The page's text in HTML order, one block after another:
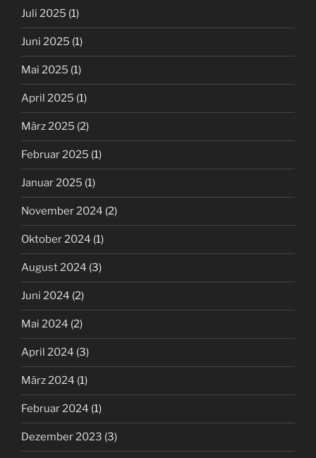
Juli 2025 (1)
Juni 2025 (1)
Mai 2025 (1)
April 2025 (1)
März 2025 (2)
Februar 2025 (1)
Januar 2025 (1)
November 2024 (2)
Oktober 2024 (1)
August 2024 (3)
Juni 2024 (2)
Mai 2024 (2)
April 2024 (3)
März 2024 (1)
Februar 2024 (1)
Dezember 2023 (3)